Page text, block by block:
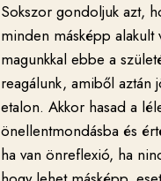
Sokszor gondoljuk azt,
minden másképp
magunkkal ebbe a
reagálunk, amiből aztán
etalon. Akkor hasad a
önellentmondásba és
ha van önreflexió, ha